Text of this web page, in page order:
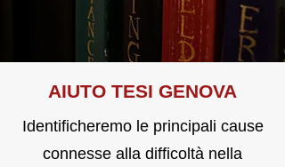
AIUTO TESI GENOVA
Identificheremo le principali cause
connesse alla difficoltà nella